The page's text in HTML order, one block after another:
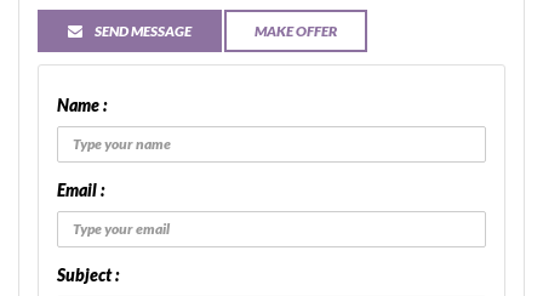
SEND MESSAGE MAKE OFFER
Name :
Email :
Subject :